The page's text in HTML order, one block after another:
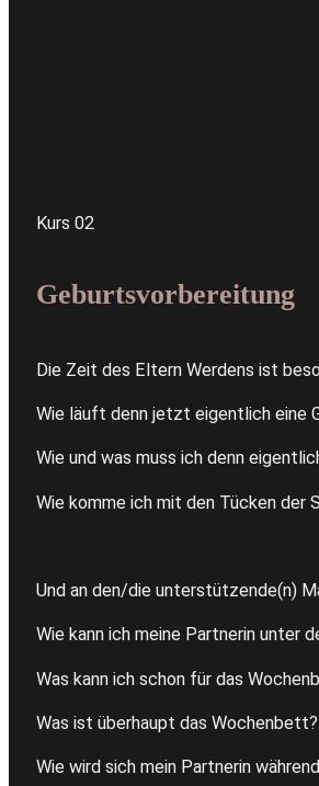
Geburtsvorbereitung
Kurs 02
Die Zeit des Eltern Werdens ist
Wie läuft denn jetzt eigentlich eine
Wie und was muss ich denn
Wie komme ich mit den Tücken der
Und an den/die unterstützende(n)
Wie kann ich meine Partnerin unter
Was kann ich schon für das
Was ist überhaupt das Wochenbett?
Wie wird sich mein Partnerin